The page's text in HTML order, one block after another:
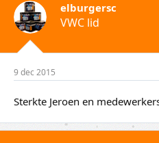
elburgersc
VWC lid
9 dec 2015
Sterkte Jeroen en